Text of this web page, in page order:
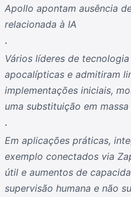
Apollo apontam ausência
relacionada à IA
.
Vários líderes de
apocalípticas e admitiram
implementações iniciais,
uma substituição em
.
Em aplicações práticas,
exemplo conectados via
útil e aumentos de
supervisão humana e não